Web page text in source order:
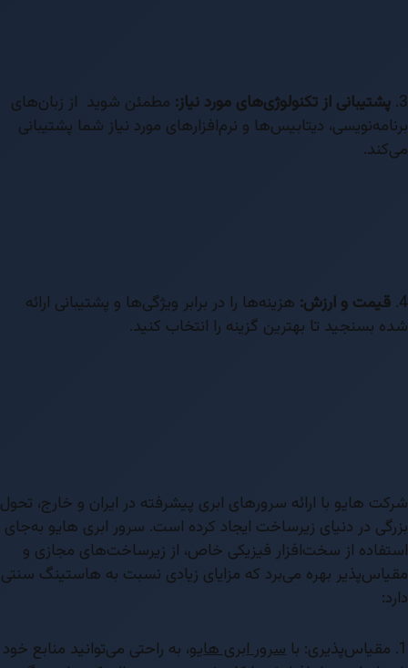
3. پشتیبانی از تکنولوژی‌های مورد نیاز: مطمئن شوید از زبان‌های
برنامه‌نویسی، دیتابیس‌ها و نرم‌افزارهای مورد نیاز شما پشتیبانی
می‌کند.
4. قیمت و ارزش: هزینه‌ها را در برابر ویژگی‌ها و پشتیبانی ارائه
شده بسنجید تا بهترین گزینه را انتخاب کنید.
شرکت هایو با ارائه سرورهای ابری پیشرفته در ایران و خارج، تحول
بزرگی در دنیای زیرساخت ایجاد کرده است. سرور ابری هایو به‌جای
استفاده از سخت‌افزار فیزیکی خاص، از زیرساخت‌های مجازی و
مقیاس‌پذیر بهره می‌برد که مزایای زیادی نسبت به هاستینگ سنتی
دارد:
1. مقیاس‌پذیری: با سرور ابری هایو، به راحتی می‌توانید منابع خود